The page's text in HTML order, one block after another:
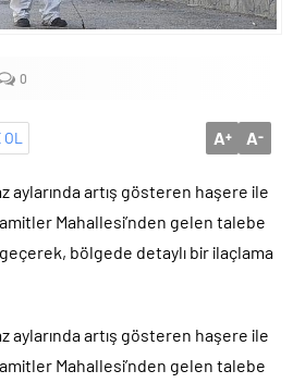
Hersek Mahallemizdeki Fera Şubemizi
planlıyoruz’
0
A+ A-
aylarında artış gösteren haşere ile
Mahallesi’nden gelen talebe
bölgede detaylı bir ilaçlama
aylarında artış gösteren haşere ile
Mahallesi’nden gelen talebe